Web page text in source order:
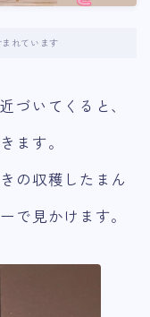
れています
づいてくると、
ます。
の収穫したまん
で見かけます。